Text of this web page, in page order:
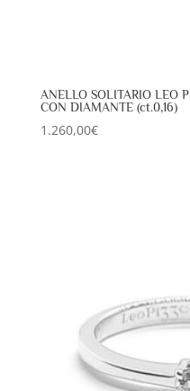
ANELLO SOLITARIO LEO
CON DIAMANTE (ct.0,16)
1.260,00€